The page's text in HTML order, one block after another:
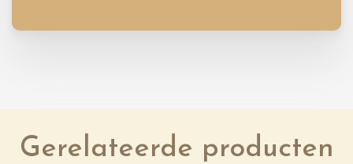
Gerelateerde producten